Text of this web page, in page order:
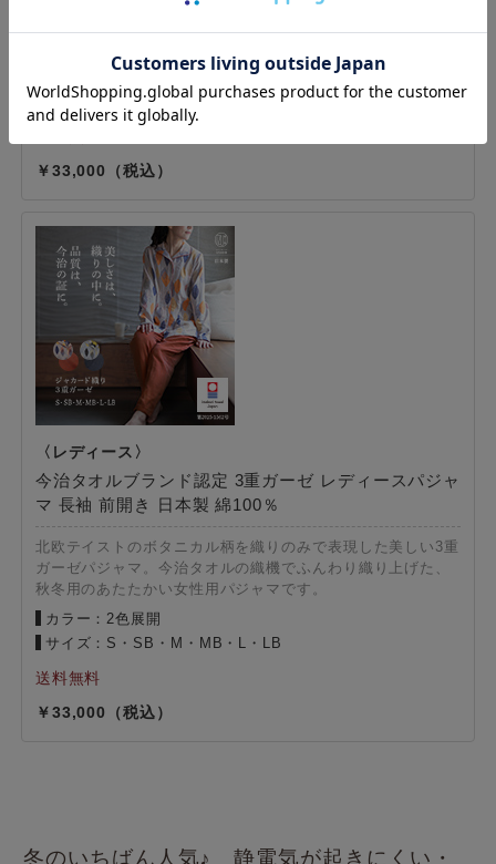
北欧テイストのボタニカル柄を織りのみで表現した3重ガーゼ
サイズ：S・SB・M・MB・L・LB
33,000
今治タオルブランド認定 3重ガーゼ レディースパジャ
マ 長袖 前開き 日本製 綿100％
北欧テイストのボタニカル柄を織りのみで表現した美しい3重
ガーゼパジャマ。今治タオルの織機でふんわり織り上げた、
秋冬用のあたたかい女性用パジャマです。
カラー：2色展開
サイズ：S・SB・M・MB・L・LB
33,000
冬のいちばん人気♪ 静電気が起きにくい・